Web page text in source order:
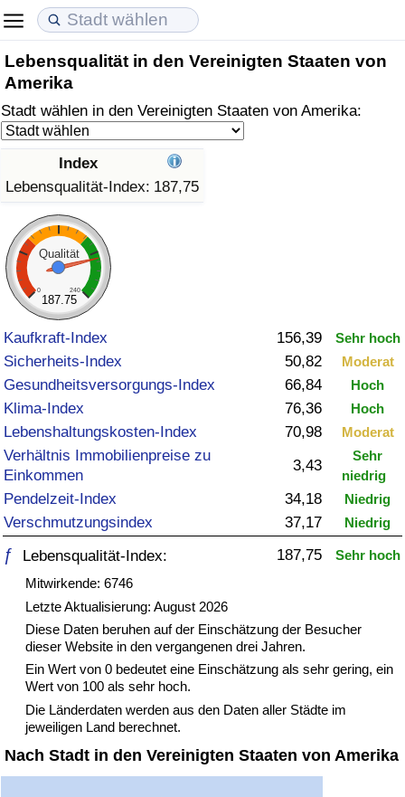
Lebensqualität in den Vereinigten Staaten von
Amerika
Stadt wählen in den Vereinigten Staaten von Amerika:
Index
Lebensqualität-Index: 187,75
Qualität
0 240
187.75
Kaufkraft-Index 156,39 Sehr hoch
Sicherheits-Index 50,82 Moderat
Gesundheitsversorgungs-Index 66,84 Hoch
Klima-Index 76,36 Hoch
Lebenshaltungskosten-Index 70,98 Moderat
Verhältnis Immobilienpreise zu
Einkommen
3,43
Sehr
niedrig
Pendelzeit-Index 34,18 Niedrig
Verschmutzungsindex 37,17 Niedrig
ƒ Lebensqualität-Index: 187,75
Sehr hoch
Mitwirkende: 6746
Letzte Aktualisierung: August 2026
Diese Daten beruhen auf der Einschätzung der Besucher
dieser Website in den vergangenen drei Jahren.
Ein Wert von 0 bedeutet eine Einschätzung als sehr gering, ein
Wert von 100 als sehr hoch.
Die Länderdaten werden aus den Daten aller Städte im
jeweiligen Land berechnet.
Nach Stadt in den Vereinigten Staaten von Amerika
Lebenshaltungskosten
Lebenshaltungskosten-Index (aktuell)
Lebenshaltungskosten-Index
Lebenshaltungskosten-Index nach Land
in Akaba
Immobilienpreise
Immobilienpreis-Index (aktuell)
Immobilienpreis-Index
Immobilienpreis-Index nach Land
Lebensqualität
Lebensqualität-Index
Lebensqualität-Index (aktuell)
Lebensqualitätsindex nach Land
Kriminalität
Kriminalitäts-Index (aktuell)
Kriminalitäts-Index
Kriminalitätsindex nach Land
Gesundheitsversorgung
Gesundheitsversorgungs-Index (aktuell)
Gesundheitsversorgungs-Index
Gesundheitsversorgungs-Index nach Land
Umweltverschmutzung
Umweltverschmutzungs-Index (aktuell)
Verschmutzungsindex
Umweltverschmutzungs-Index nach Land